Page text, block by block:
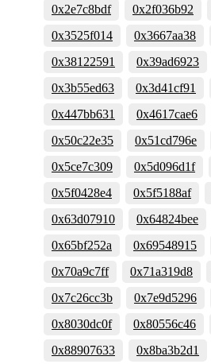
0x2e7c8bdf 0x2f036b92
0x3525f014
0x3667aa38
0x38122591
0x39ad6923
0x3b55ed63
0x3d41cf91
0x447bb631
0x4617cae6
0x50c22e35
0x51cd796e
0x5ce7c309
0x5d096d1f
0x5f0428e4
0x5f5188af
0x63d07910
0x64824bee
0x65bf252a
0x69548915
0x70a9c7ff
0x71a319d8
0x7c26cc3b
0x7e9d5296
0x8030dc0f
0x80556c46
0x88907633
0x8ba3b2d1